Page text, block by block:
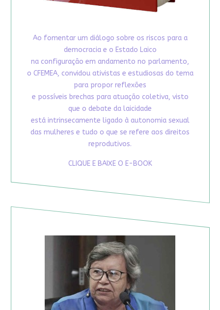
Ao fomentar um diálogo sobre os riscos para a
democracia e o Estado Laico
na configuração em andamento no parlamento,
o CFEMEA, convidou ativistas e estudiosas do tema
para propor reflexões
e possíveis brechas para atuação coletiva, visto
que o debate da laicidade
está intrinsecamente ligado à autonomia sexual
das mulheres e tudo o que se refere aos direitos
reprodutivos.
CLIQUE E BAIXE O E-BOOK